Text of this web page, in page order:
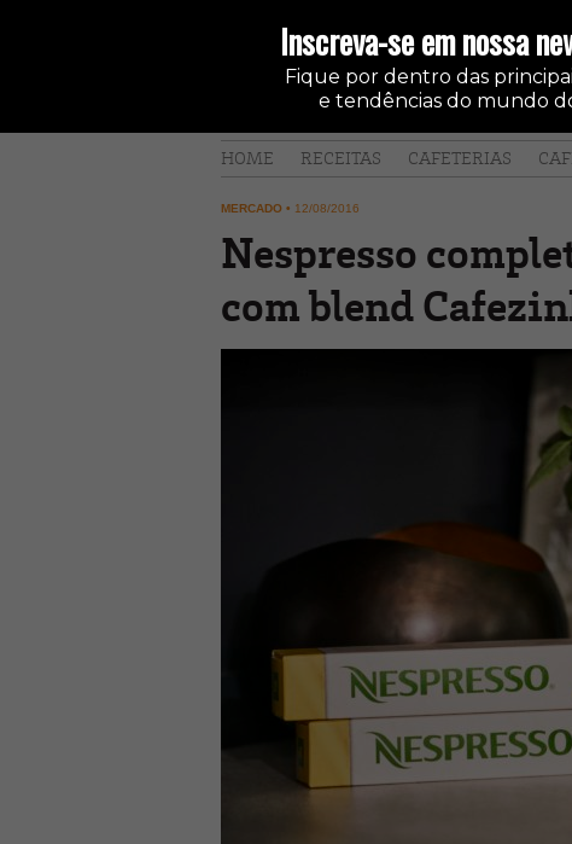
Inscreva-se em nossa
Fique por dentro das
e tendências do mundo
HOME RECEITAS CAFETERIAS
MERCADO • 12/08/2016
Nespresso
com blend